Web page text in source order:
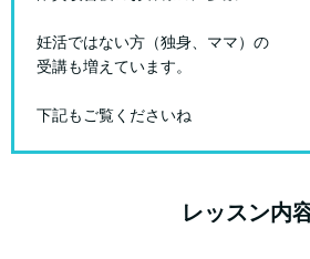
妊活ではない方（独身、ママ）の
受講も増えています。
下記もご覧くださいね
レッスン内